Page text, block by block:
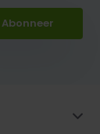
Abonneer